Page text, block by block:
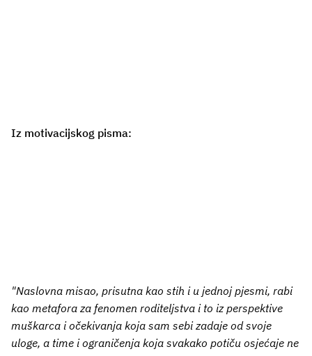
Iz motivacijskog pisma:
"Naslovna misao, prisutna kao stih i u jednoj pjesmi, rabi
kao metafora za fenomen roditeljstva i to iz perspektive
muškarca i očekivanja koja sam sebi zadaje od svoje
uloge, a time i ograničenja koja svakako potiču osjećaje ne